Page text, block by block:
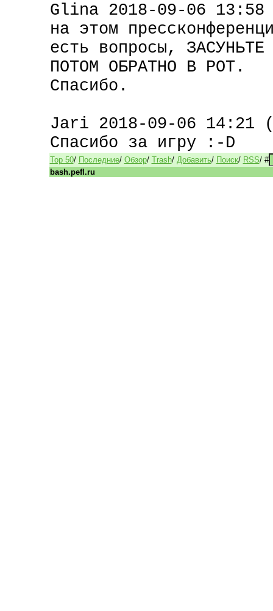
Glina 2018-09-06 13:58
на этом
есть вопросы,
ПОТОМ ОБРАТНО В РОТ.
Спасибо.
Jari 2018-09-06 14:21
Спасибо за игру :-D
Top 50/ Последние/ Обзор/ Trash/ Добавить/ Поиск/ RSS/ #
bash.pefl.ru